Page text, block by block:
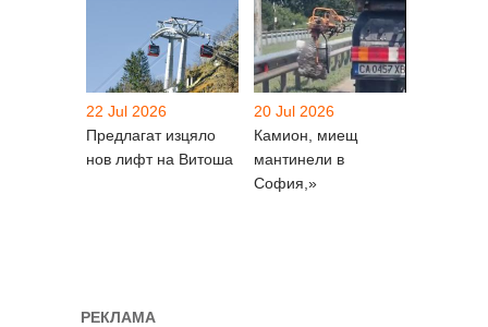
22 Jul 2026
Предлагат изцяло
нов лифт на Витоша
20 Jul 2026
Камион, миещ
мантинели в
София,»
РЕКЛАМА